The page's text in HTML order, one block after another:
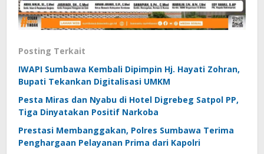
Posting Terkait
IWAPI Sumbawa Kembali Dipimpin Hj. Hayati Zohran,
Bupati Tekankan Digitalisasi UMKM
Pesta Miras dan Nyabu di Hotel Digrebeg Satpol PP,
Tiga Dinyatakan Positif Narkoba
Prestasi Membanggakan, Polres Sumbawa Terima
Penghargaan Pelayanan Prima dari Kapolri